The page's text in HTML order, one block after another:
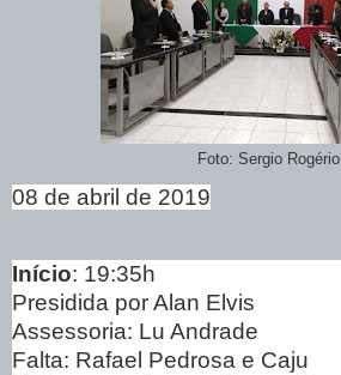
Foto: Sergio Rogério
08 de abril de 2019
Início: 19:35h
Presidida por Alan Elvis
Assessoria: Lu Andrade
Falta: Rafael Pedrosa e Caju